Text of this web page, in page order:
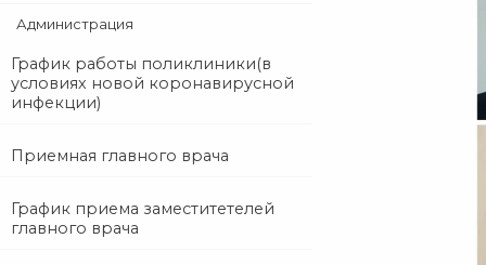
Администрация
График работы поликлиники(в
условиях новой коронавирусной
инфекции)
Приемная главного врача
График приема заместитетелей
главного врача